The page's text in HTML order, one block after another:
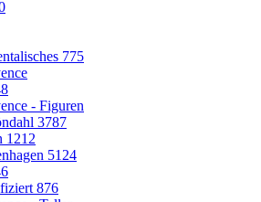
775
- Figuren
3787
1212
5124
876